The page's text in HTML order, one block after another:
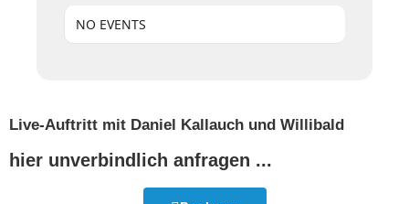
NO EVENTS
Live-Auftritt mit Daniel Kallauch und Willibald
hier unverbindlich anfragen ...